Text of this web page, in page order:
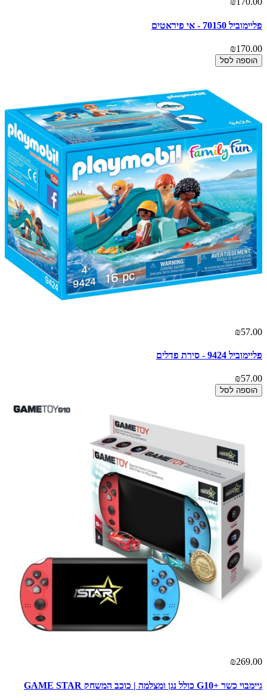
פליימוביל 70150 - אי פיראטים
₪170.00
הוספה לסל
₪57.00
פליימוביל 9424 - סירת פדלים
₪57.00
הוספה לסל
₪269.00
גיימבוי כשר +G10 כולל נגן ומצלמה | כוכב המשחק GAME STAR